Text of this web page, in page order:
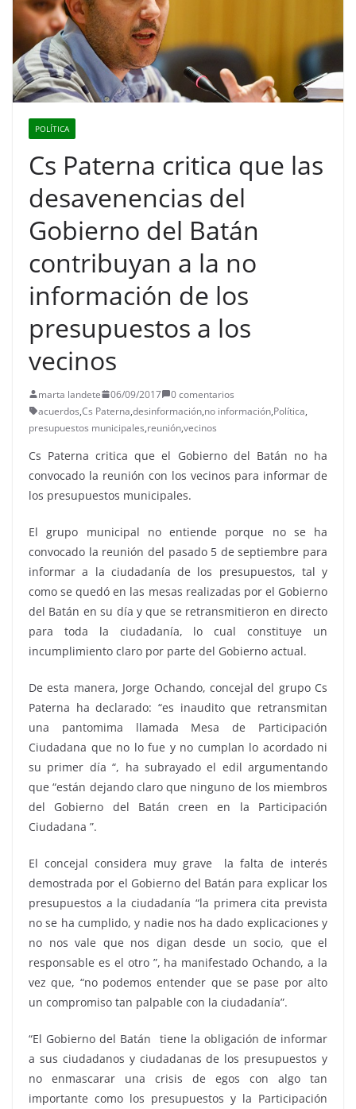
POLÍTICA
Cs Paterna critica que las
desavenencias del
Gobierno del Batán
contribuyan a la no
información de los
presupuestos a los
vecinos
marta landete 06/09/2017
0 comentarios
acuerdos,Cs Paterna,desinformación,no información,Política,
presupuestos municipales,reunión,vecinos
Cs Paterna critica que el Gobierno del Batán no ha
convocado la reunión con los vecinos para informar de
los presupuestos municipales.
El grupo municipal no entiende porque no se ha
convocado la reunión del pasado 5 de septiembre para
informar a la ciudadanía de los presupuestos, tal y
como se quedó en las mesas realizadas por el Gobierno
del Batán en su día y que se retransmitieron en directo
para toda la ciudadanía, lo cual constituye un
incumplimiento claro por parte del Gobierno actual.
De esta manera, Jorge Ochando, concejal del grupo Cs
Paterna ha declarado: “es inaudito que retransmitan
una pantomima llamada Mesa de Participación
Ciudadana que no lo fue y no cumplan lo acordado ni
su primer día “, ha subrayado el edil argumentando
que “están dejando claro que ninguno de los miembros
del Gobierno del Batán creen en la Participación
Ciudadana ”.
El concejal considera muy grave la falta de interés
demostrada por el Gobierno del Batán para explicar los
presupuestos a la ciudadanía “la primera cita prevista
no se ha cumplido, y nadie nos ha dado explicaciones y
no nos vale que nos digan desde un socio, que el
responsable es el otro ”, ha manifestado Ochando, a la
vez que, “no podemos entender que se pase por alto
un compromiso tan palpable con la ciudadanía”.
“El Gobierno del Batán tiene la obligación de informar
a sus ciudadanos y ciudadanas de los presupuestos y
no enmascarar una crisis de egos con algo tan
importante como los presupuestos y la Participación